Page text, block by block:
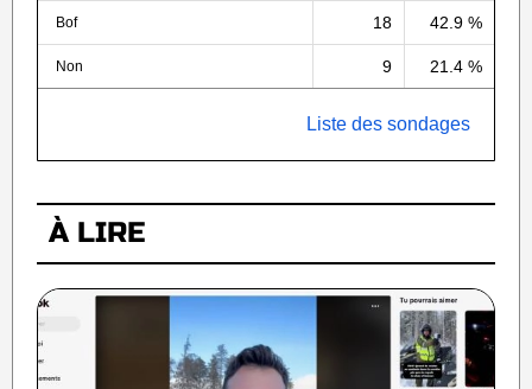
Bof 18 42.9 %
Non 9 21.4 %
Liste des sondages
À LIRE